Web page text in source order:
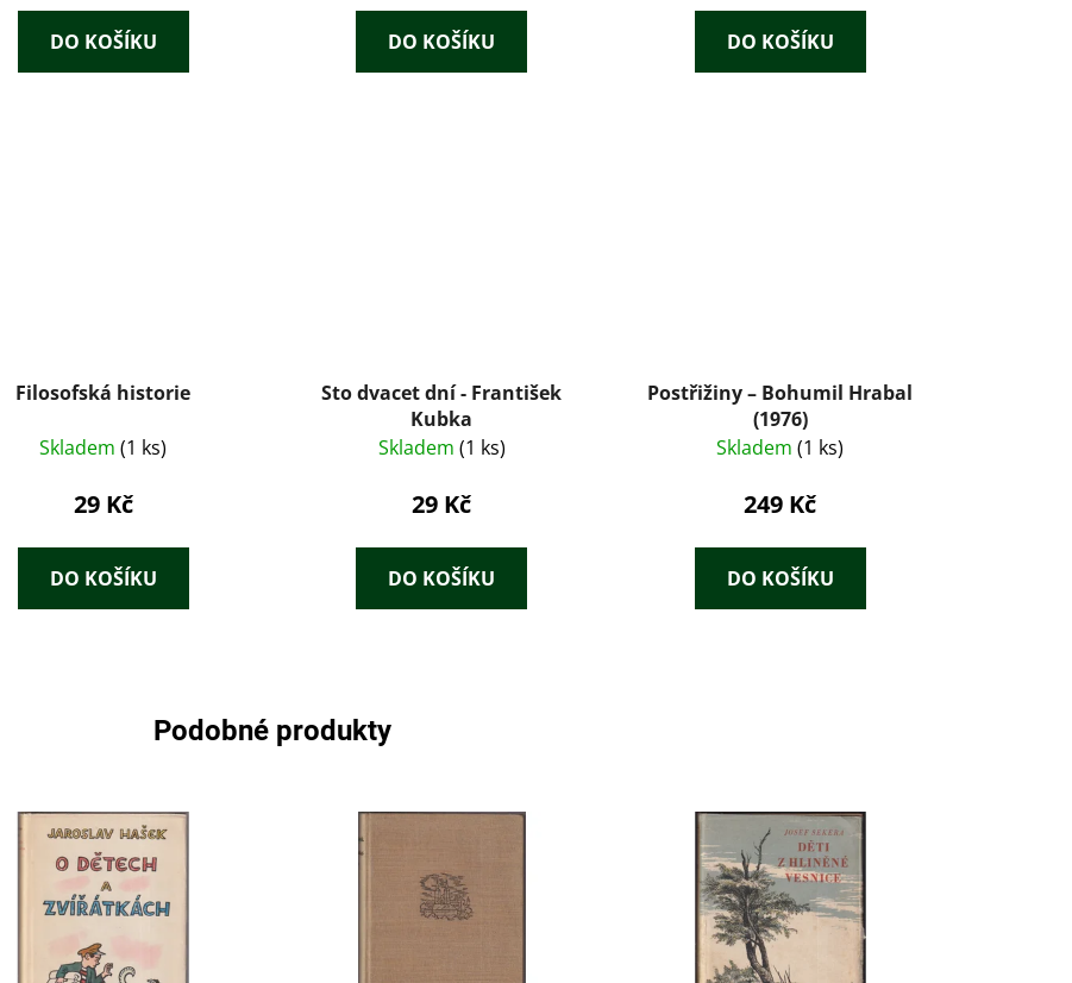
DO KOŠÍKU DO KOŠÍKU DO KOŠÍKU
Filosofská historie
Skladem(1 ks)
29 Kč
DO KOŠÍKU
Sto dvacet dní - František
Kubka
Skladem (1 ks)
29 Kč
DO KOŠÍKU
Postřižiny – Bohumil Hrabal
(1976)
Skladem(1 ks)
249 Kč
DO KOŠÍKU
Podobné produkty